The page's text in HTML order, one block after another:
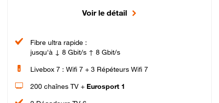
Voir le détail
Fibre ultra rapide :
jusqu'à ↓ 8 Gbit/s ↑ 8 Gbit/s
Livebox 7 : Wifi 7 + 3 Répéteurs Wifi 7
200 chaînes TV + Eurosport 1